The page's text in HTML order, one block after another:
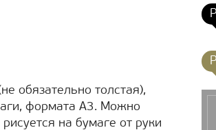
обязательно толстая),
формата А3. Можно
на бумаге от руки